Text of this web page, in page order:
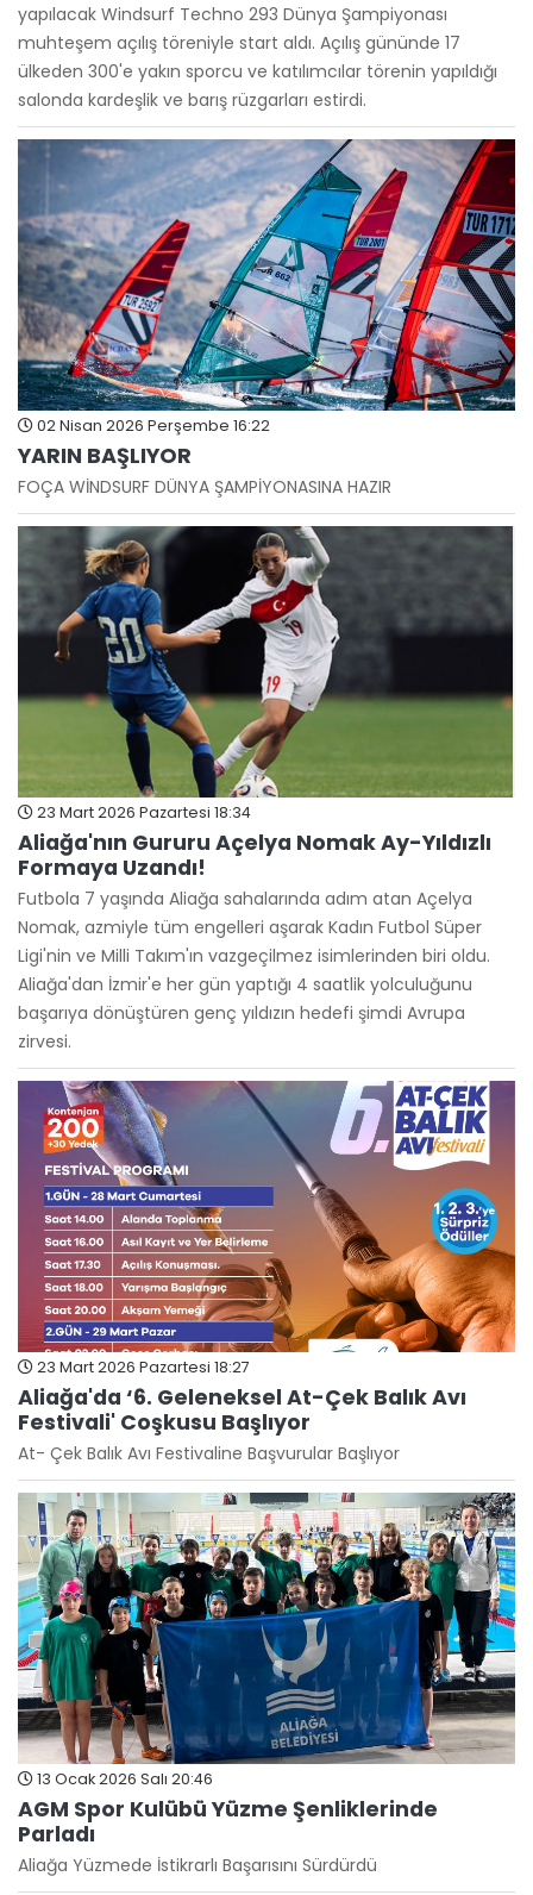
yapılacak Windsurf Techno 293 Dünya Şampiyonası
muhteşem açılış töreniyle start aldı. Açılış gününde 17
ülkeden 300'e yakın sporcu ve katılımcılar törenin yapıldığı
salonda kardeşlik ve barış rüzgarları estirdi.
02 Nisan 2026 Perşembe 16:22
YARIN BAŞLIYOR
FOÇA WİNDSURF DÜNYA ŞAMPİYONASINA HAZIR
23 Mart 2026 Pazartesi 18:34
Aliağa'nın Gururu Açelya Nomak Ay-Yıldızlı
Formaya Uzandı!
Futbola 7 yaşında Aliağa sahalarında adım atan Açelya
Nomak, azmiyle tüm engelleri aşarak Kadın Futbol Süper
Ligi'nin ve Milli Takım'ın vazgeçilmez isimlerinden biri oldu.
Aliağa'dan İzmir'e her gün yaptığı 4 saatlik yolculuğunu
başarıya dönüştüren genç yıldızın hedefi şimdi Avrupa
zirvesi.
23 Mart 2026 Pazartesi 18:27
Aliağa'da ‘6. Geleneksel At-Çek Balık Avı
Festivali' Coşkusu Başlıyor
At- Çek Balık Avı Festivaline Başvurular Başlıyor
13 Ocak 2026 Salı 20:46
AGM Spor Kulübü Yüzme Şenliklerinde
Parladı
Aliağa Yüzmede İstikrarlı Başarısını Sürdürdü